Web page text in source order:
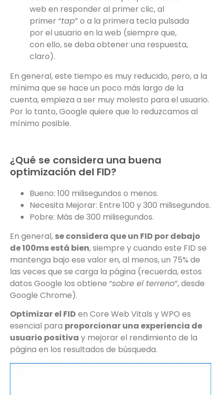
web en responder al primer clic, al
primer “tap” o a la primera tecla pulsada
por el usuario en la web (siempre que,
con ello, se deba obtener una respuesta,
claro).
En general, este tiempo es muy reducido, pero, a la
mínima que se hace un poco más largo de la
cuenta, empieza a ser muy molesto para el usuario.
Por lo tanto, Google quiere que lo reduzcamos al
mínimo posible.
¿Qué se considera una buena
optimización del FID?
Bueno: 100 milisegundos o menos.
Necesita Mejorar: Entre 100 y 300 milisegundos.
Pobre: Más de 300 milisegundos.
En general, se considera que un FID por debajo
de 100ms está bien, siempre y cuando este FID se
mantenga bajo ese valor en, al menos, un 75% de
las veces que se carga la página (recuerda, estos
datos Google los obtiene “sobre el terreno”, desde
Google Chrome).
Optimizar el FID en Core Web Vitals y WPO es
esencial para proporcionar una experiencia de
usuario positiva y mejorar el rendimiento de la
página en los resultados de búsqueda.